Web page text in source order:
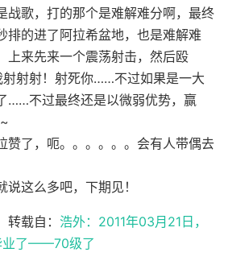
战歌，打的那个是难解难分啊，最终
排的进了阿拉希盆地，也是难解难
上来先来一个震荡射击，然后殴
射射！射死你……不过如果是一大
……不过最终还是以微弱优势，赢
赞了，呃。。。。。。会有人带偶去
这么多吧，下期见！
载自： 浩外：2011年03月21日，
业了——70级了